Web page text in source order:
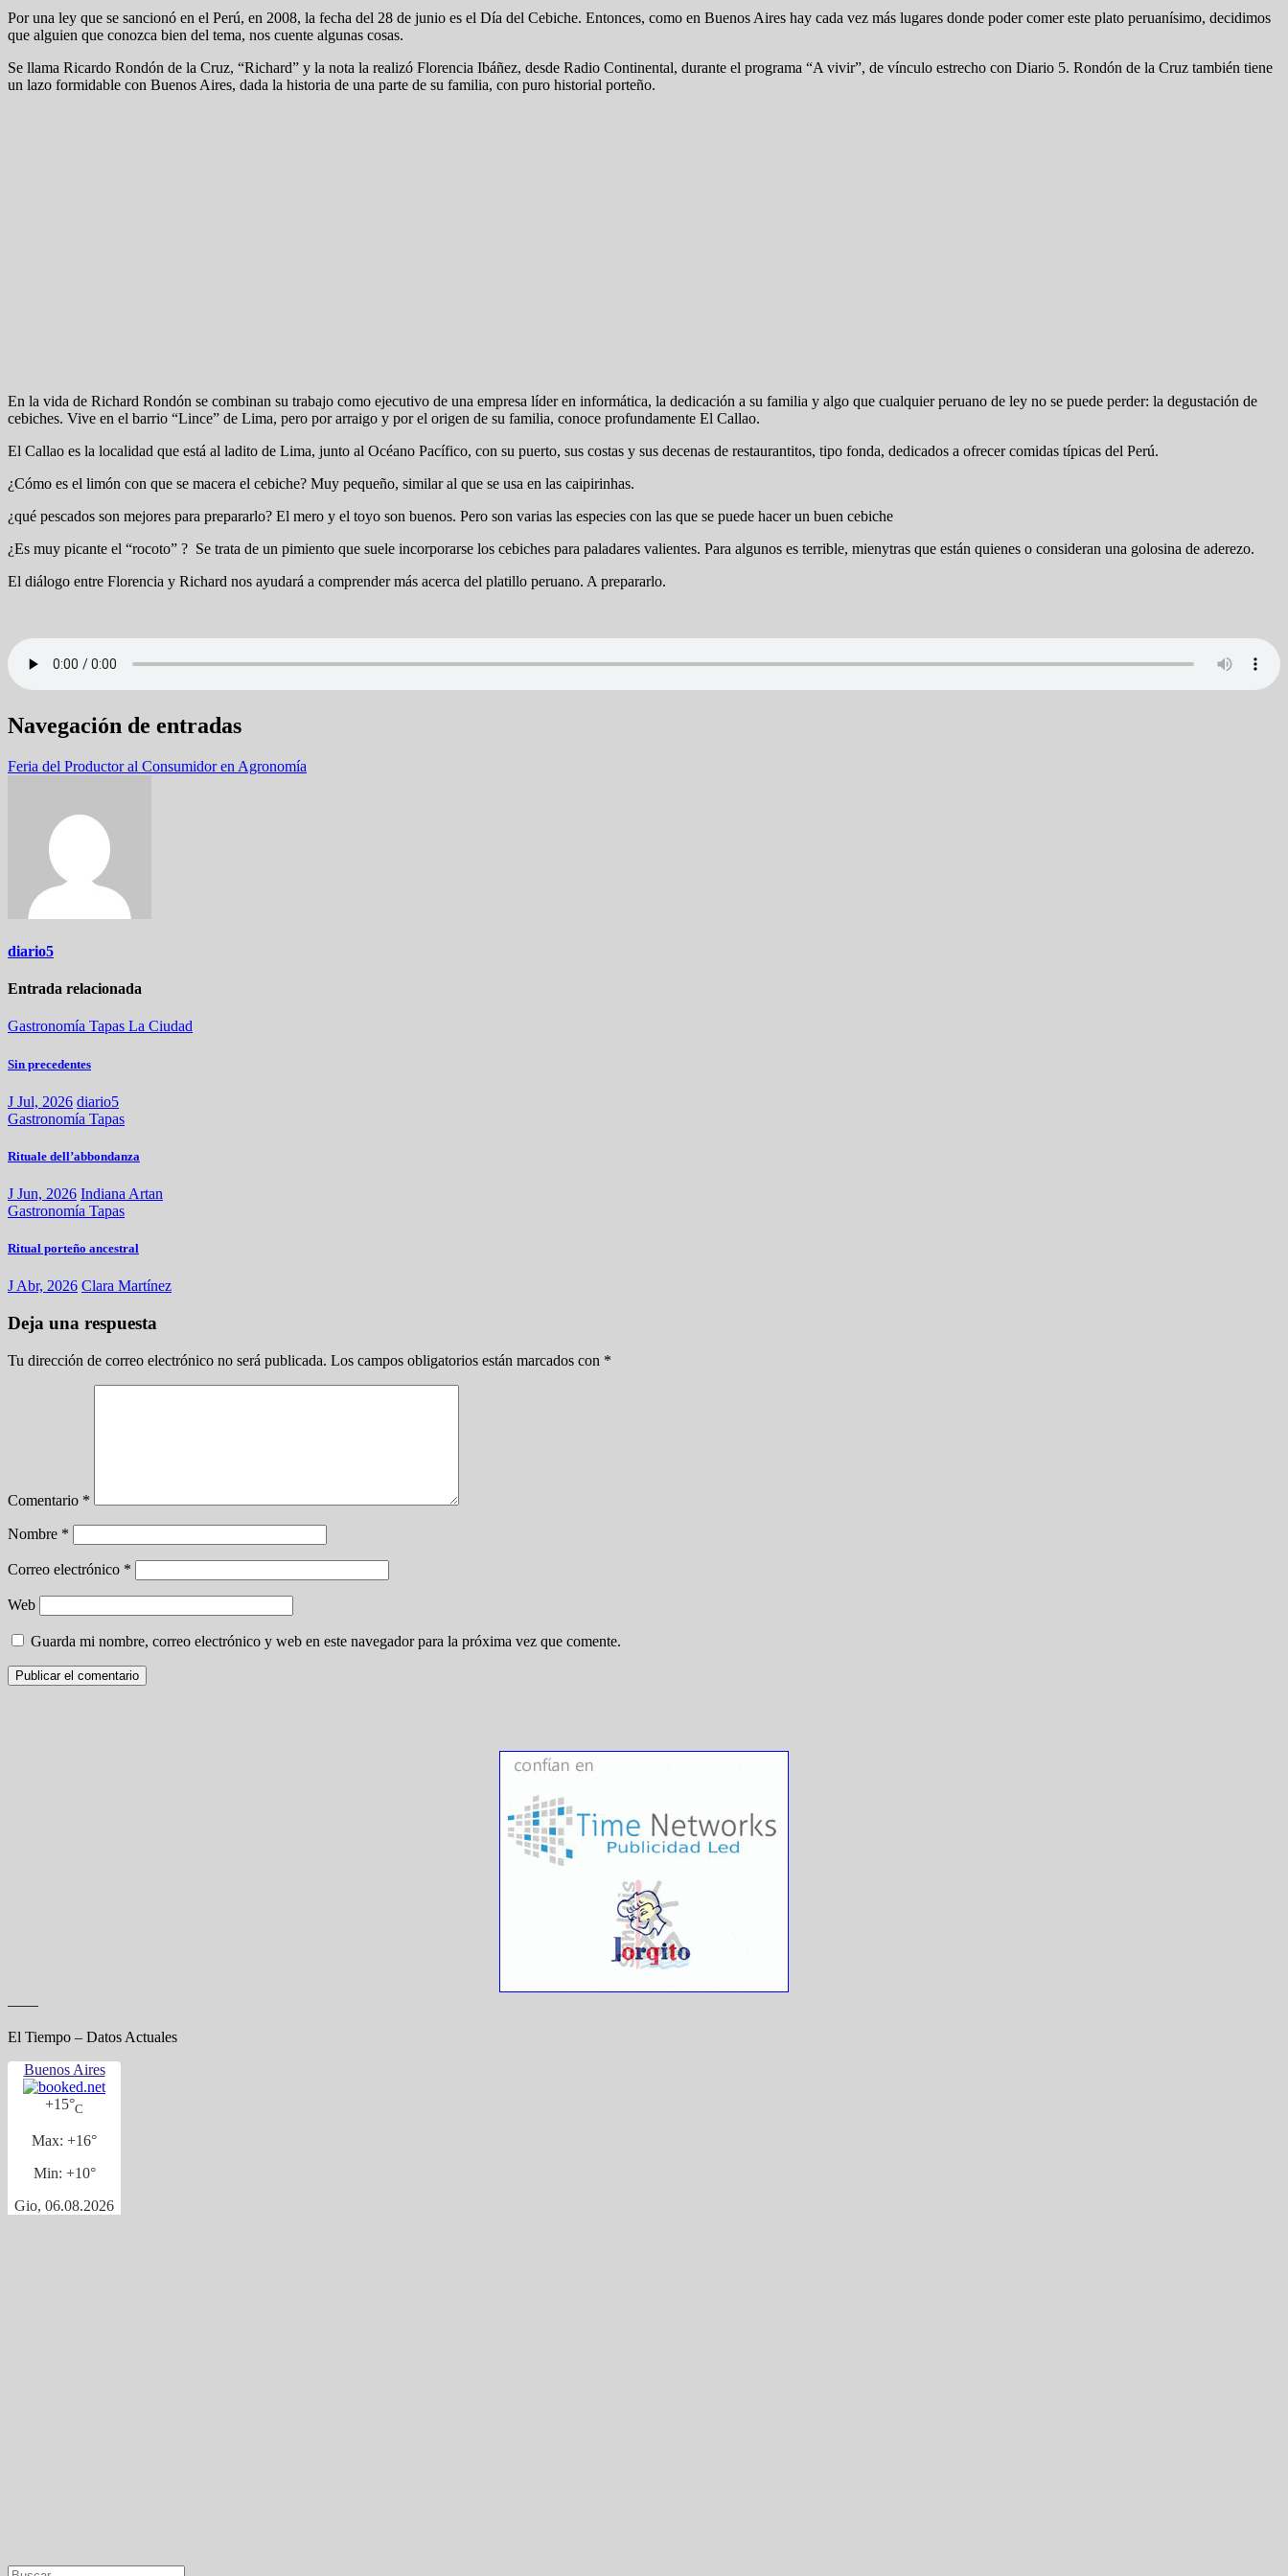
Por una ley que se sancionó en el Perú, en 2008, la fecha del 28 de junio es el Día del Cebiche. Entonces, como en Buenos Aires hay cada vez más lugares donde poder comer este plato peruanísimo, decidimos
que alguien que conozca bien del tema, nos cuente algunas cosas.
Se llama Ricardo Rondón de la Cruz, “Richard” y la nota la realizó Florencia Ibáñez, desde Radio Continental, durante el programa “A vivir”, de vínculo estrecho con Diario 5. Rondón de la Cruz también tiene
un lazo formidable con Buenos Aires, dada la historia de una parte de su familia, con puro historial porteño.
En la vida de Richard Rondón se combinan su trabajo como ejecutivo de una empresa líder en informática, la dedicación a su familia y algo que cualquier peruano de ley no se puede perder: la degustación de
cebiches. Vive en el barrio “Lince” de Lima, pero por arraigo y por el origen de su familia, conoce profundamente El Callao.
El Callao es la localidad que está al ladito de Lima, junto al Océano Pacífico, con su puerto, sus costas y sus decenas de restaurantitos, tipo fonda, dedicados a ofrecer comidas típicas del Perú.
¿Cómo es el limón con que se macera el cebiche? Muy pequeño, similar al que se usa en las caipirinhas.
¿qué pescados son mejores para prepararlo? El mero y el toyo son buenos. Pero son varias las especies con las que se puede hacer un buen cebiche
¿Es muy picante el “rocoto” ? Se trata de un pimiento que suele incorporarse los cebiches para paladares valientes. Para algunos es terrible, mienytras que están quienes o consideran una golosina de aderezo.
El diálogo entre Florencia y Richard nos ayudará a comprender más acerca del platillo peruano. A prepararlo.
Navegación de entradas
Feria del Productor al Consumidor en Agronomía
diario5
Entrada relacionada
Gastronomía Tapas La Ciudad
Sin precedentes
J Jul, 2026 diario5
Gastronomía Tapas
Rituale dell’abbondanza
J Jun, 2026 Indiana Artan
Gastronomía Tapas
Ritual porteño ancestral
J Abr, 2026 Clara Martínez
Deja una respuesta
Tu dirección de correo electrónico no será publicada. Los campos obligatorios están marcados con *
Comentario *
Nombre *
Correo electrónico *
Web
Guarda mi nombre, correo electrónico y web en este navegador para la próxima vez que comente.
——
El Tiempo – Datos Actuales
Buenos Aires
+15°C
Max: +16°
Min: +10°
Gio, 06.08.2026